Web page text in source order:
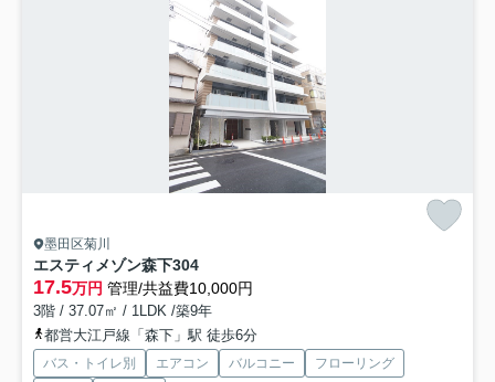
墨田区菊川
エスティメゾン森下304
17.5万円 管理/共益費10,000円
3階 / 37.07㎡ / 1LDK /築9年
都営大江戸線「森下」駅 徒歩6分
バス・トイレ別 エアコン バルコニー
フローリング